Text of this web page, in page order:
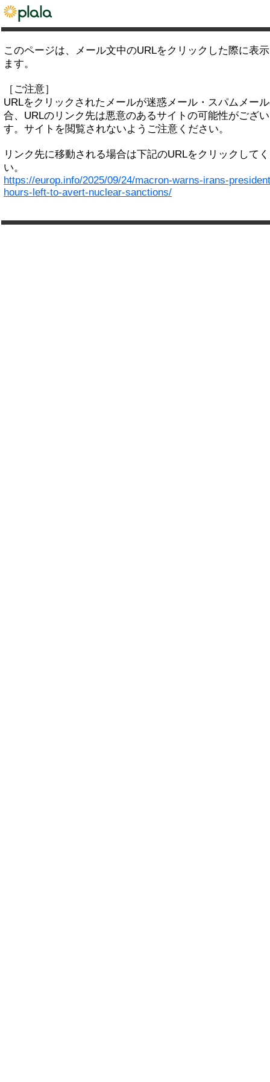
このページは、メール文中のURLをクリックした際に表
ます。
［ご注意］
URLをクリックされたメールが迷惑メール・スパムメー
合、URLのリンク先は悪意のあるサイトの可能性がござ
す。サイトを閲覧されないようご注意ください。
リンク先に移動される場合は下記のURLをクリックして
い。
https://europ.info/2025/09/24/macron-warns-irans-
hours-left-to-avert-nuclear-sanctions/